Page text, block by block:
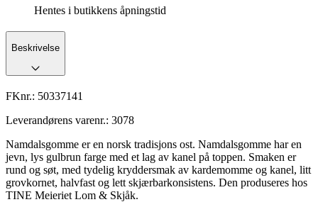
Hentes i butikkens åpningstid
Beskrivelse
FKnr.: 50337141
Leverandørens varenr.: 3078
Namdalsgomme er en norsk tradisjons ost. Namdalsgomme har en
jevn, lys gulbrun farge med et lag av kanel på toppen. Smaken er
rund og søt, med tydelig kryddersmak av kardemomme og kanel, litt
grovkornet, halvfast og lett skjærbarkonsistens. Den produseres hos
TINE Meieriet Lom & Skjåk.